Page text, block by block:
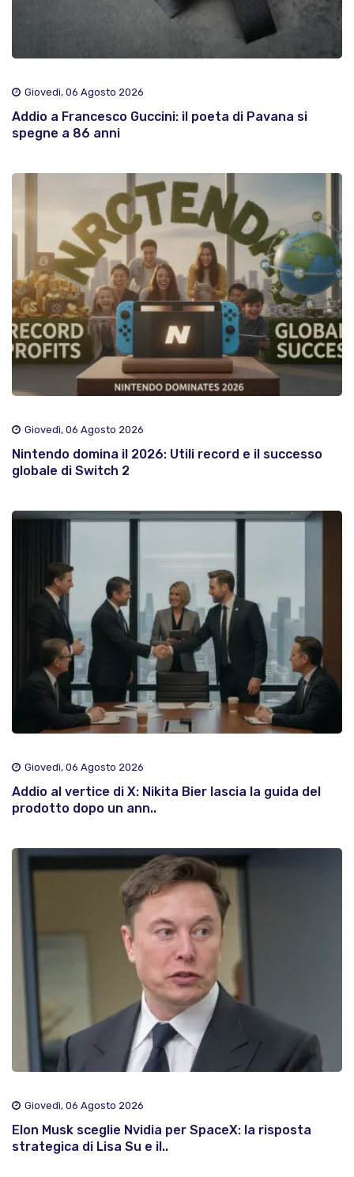
Giovedì, 06 Agosto 2026
Addio a Francesco Guccini: il poeta di Pavana si
spegne a 86 anni
Giovedì, 06 Agosto 2026
Nintendo domina il 2026: Utili record e il successo
globale di Switch 2
Giovedì, 06 Agosto 2026
Addio al vertice di X: Nikita Bier lascia la guida del
prodotto dopo un ann..
Giovedì, 06 Agosto 2026
Elon Musk sceglie Nvidia per SpaceX: la risposta
strategica di Lisa Su e il..